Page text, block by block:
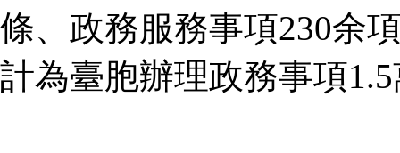
條、政務服務事項230余
計為臺胞辦理政務事項